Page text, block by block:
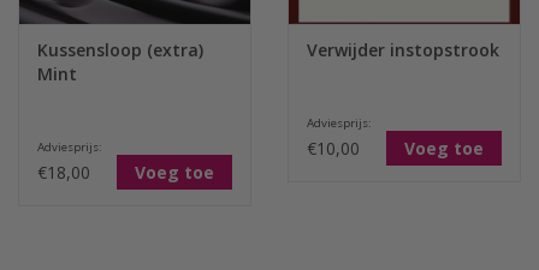
Kussensloop (extra)
Mint
Adviesprijs:
€18,00 Voeg toe
Verwijder instopstrook
Adviesprijs:
€10,00 Voeg toe